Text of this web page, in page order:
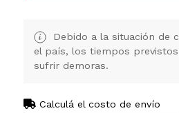
Debido a la situación de
el país, los tiempos
sufrir demoras.
Calculá el costo de envío